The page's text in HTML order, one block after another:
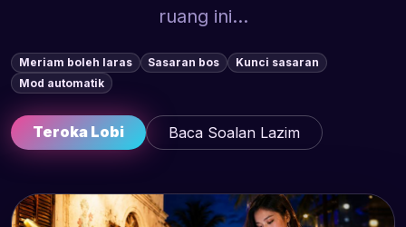
ruang ini...
Meriam boleh laras Sasaran bos
Kunci sasaran
Mod automatik
Teroka Lobi Baca Soalan Lazim